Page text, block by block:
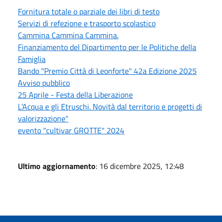
Fornitura totale o parziale dei libri di testo
Servizi di refezione e trasporto scolastico
Cammina Cammina Cammina.
Finanziamento del Dipartimento per le Politiche della
Famiglia
Bando "Premio Città di Leonforte" 42a Edizione 2025
Avviso pubblico
25 Aprile - Festa della Liberazione
L’Acqua e gli Etruschi. Novità dal territorio e progetti di
valorizzazione"
evento "cultivar GROTTE" 2024
Ultimo aggiornamento: 16 dicembre 2025, 12:48